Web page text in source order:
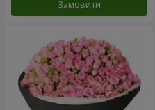
Замовити